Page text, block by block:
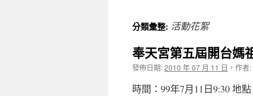
分類彙整: 活動花絮
奉天宮第五屆開台媽
發佈日期:2010 年 07 月 11 日 ， 作者:
時間：99年7月11日9:30 地